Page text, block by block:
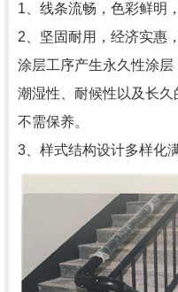
1、线条流畅，色彩鲜明
2、坚固耐用，经济实惠
涂层工序产生永久性涂
潮湿性、耐候性以及长久
不需保养。
3、样式结构设计多样化